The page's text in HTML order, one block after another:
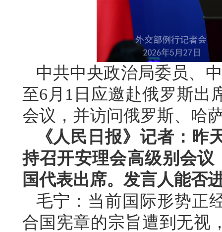
中共中央政治局委员、
至6月1日应邀赴俄罗斯出
会议，并访问俄罗斯、哈
《人民日报》记者：昨
持召开安理会高级别会议
国代表出席。发言人能否
毛宁：当前国际形势正
合国宪章的宗旨遭到无视